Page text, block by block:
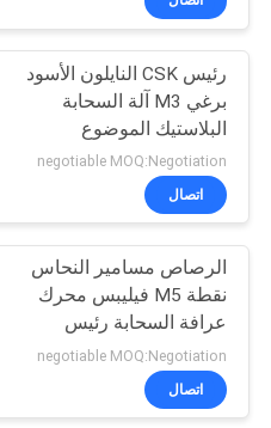
المكسرات
دبابيس
12
رئيس CSK النايلون الأسود
برغي M3 آلة السحابة
البلاستيك الموضوع
negotiable MOQ:Negotiation
اتصال
الرصاص مسامير النحاس
نقطة M5 فيليبس محرك
عرافة السحابة رئيس
السحابة
negotiable MOQ:Negotiation
اتصال